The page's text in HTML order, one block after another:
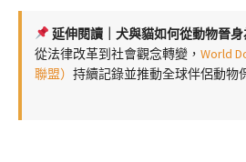
延伸閱讀｜犬與貓如何從動物晉身
從法律改革到社會觀念轉變， World
聯盟） 持續記錄並推動全球伴侶動物